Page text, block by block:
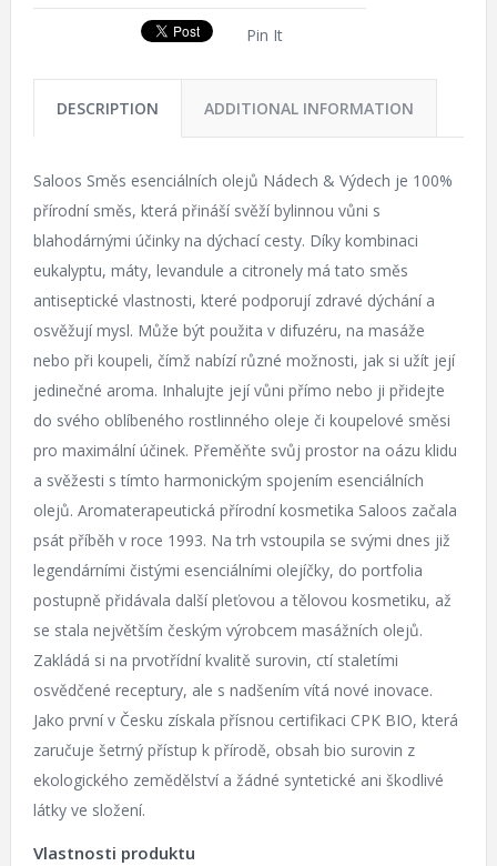
Pin It
DESCRIPTION ADDITIONAL INFORMATION
Saloos Směs esenciálních olejů Nádech & Výdech je 100%
přírodní směs, která přináší svěží bylinnou vůni s
blahodárnými účinky na dýchací cesty. Díky kombinaci
eukalyptu, máty, levandule a citronely má tato směs
antiseptické vlastnosti, které podporují zdravé dýchání a
osvěžují mysl. Může být použita v difuzéru, na masáže
nebo při koupeli, čímž nabízí různé možnosti, jak si užít její
jedinečné aroma. Inhalujte její vůni přímo nebo ji přidejte
do svého oblíbeného rostlinného oleje či koupelové směsi
pro maximální účinek. Přeměňte svůj prostor na oázu klidu
a svěžesti s tímto harmonickým spojením esenciálních
olejů. Aromaterapeutická přírodní kosmetika Saloos začala
psát příběh v roce 1993. Na trh vstoupila se svými dnes již
legendárními čistými esenciálními olejíčky, do portfolia
postupně přidávala další pleťovou a tělovou kosmetiku, až
se stala největším českým výrobcem masážních olejů.
Zakládá si na prvotřídní kvalitě surovin, ctí staletími
osvědčené receptury, ale s nadšením vítá nové inovace.
Jako první v Česku získala přísnou certifikaci CPK BIO, která
zaručuje šetrný přístup k přírodě, obsah bio surovin z
ekologického zemědělství a žádné syntetické ani škodlivé
látky ve složení.
Vlastnosti produktu